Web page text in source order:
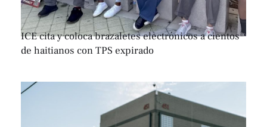
ICE cita y coloca brazaletes electrónicos a cientos
de haitianos con TPS expirado